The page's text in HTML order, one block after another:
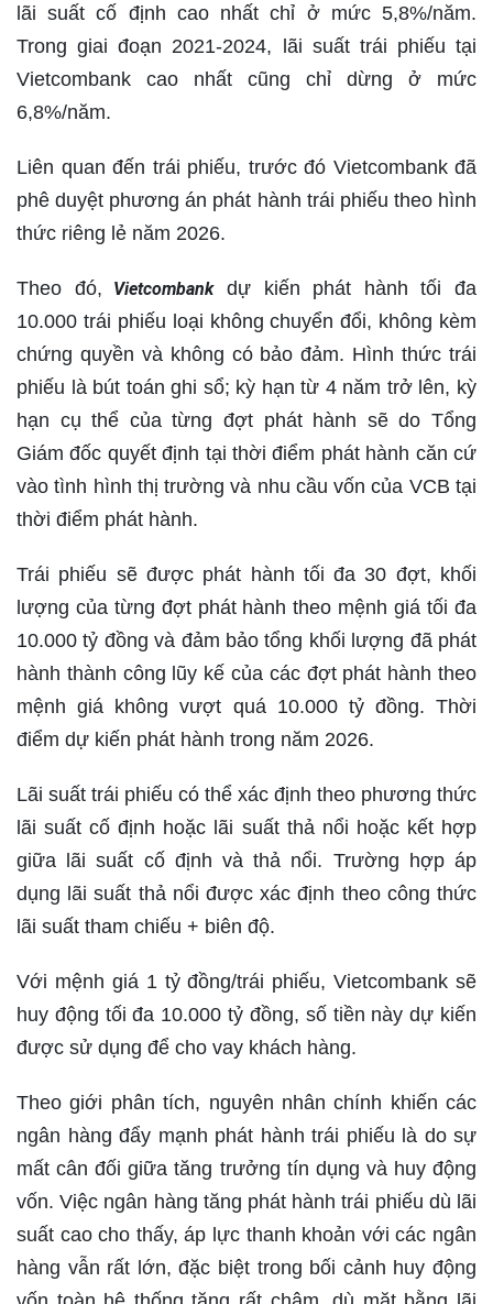
lãi suất cố định cao nhất chỉ ở mức 5,8%/năm.
Trong giai đoạn 2021-2024, lãi suất trái phiếu tại
Vietcombank cao nhất cũng chỉ dừng ở mức
6,8%/năm.
Liên quan đến trái phiếu, trước đó Vietcombank đã
phê duyệt phương án phát hành trái phiếu theo hình
thức riêng lẻ năm 2026.
Theo đó, Vietcombankdự kiến phát hành tối đa
10.000 trái phiếu loại không chuyển đổi, không kèm
chứng quyền và không có bảo đảm. Hình thức trái
phiếu là bút toán ghi sổ; kỳ hạn từ 4 năm trở lên, kỳ
hạn cụ thể của từng đợt phát hành sẽ do Tổng
Giám đốc quyết định tại thời điểm phát hành căn cứ
vào tình hình thị trường và nhu cầu vốn của VCB tại
thời điểm phát hành.
Trái phiếu sẽ được phát hành tối đa 30 đợt, khối
lượng của từng đợt phát hành theo mệnh giá tối đa
10.000 tỷ đồng và đảm bảo tổng khối lượng đã phát
hành thành công lũy kế của các đợt phát hành theo
mệnh giá không vượt quá 10.000 tỷ đồng. Thời
điểm dự kiến phát hành trong năm 2026.
Lãi suất trái phiếu có thể xác định theo phương thức
lãi suất cố định hoặc lãi suất thả nổi hoặc kết hợp
giữa lãi suất cố định và thả nổi. Trường hợp áp
dụng lãi suất thả nổi được xác định theo công thức
lãi suất tham chiếu + biên độ.
Với mệnh giá 1 tỷ đồng/trái phiếu, Vietcombank sẽ
huy động tối đa 10.000 tỷ đồng, số tiền này dự kiến
được sử dụng để cho vay khách hàng.
Theo giới phân tích, nguyên nhân chính khiến các
ngân hàng đẩy mạnh phát hành trái phiếu là do sự
mất cân đối giữa tăng trưởng tín dụng và huy động
vốn. Việc ngân hàng tăng phát hành trái phiếu dù lãi
suất cao cho thấy, áp lực thanh khoản với các ngân
hàng vẫn rất lớn, đặc biệt trong bối cảnh huy động